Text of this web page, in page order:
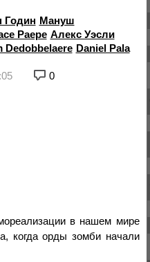
Годин Мануш
Paepe Алекс Уэсли
Dedobbelaere Daniel Pala
0
в нашем мире
когда орды зомби начали